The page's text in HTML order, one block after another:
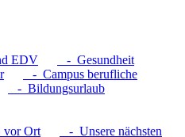
EDV
- Gesundheit
- Campus berufliche
- Bildungsurlaub
Ort
- Unsere nächsten